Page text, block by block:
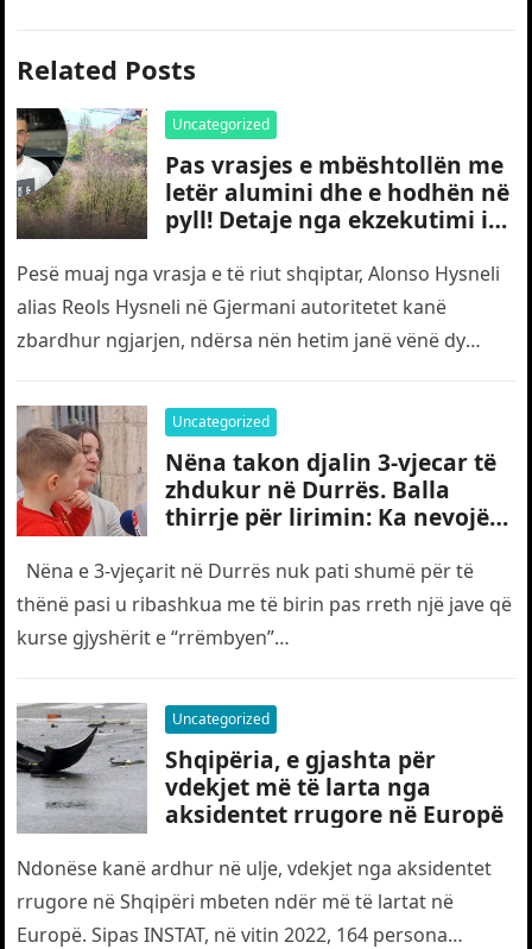
Related Posts
Uncategorized
Pas vrasjes e mbështollën me
letër alumini dhe e hodhën në
pyll! Detaje nga ekzekutimi i
Pesë muaj nga vrasja e të riut shqiptar, Alonso Hysneli
alias Reols Hysneli në Gjermani autoritetet kanë
zbardhur ngjarjen, ndërsa nën hetim janë vënë dy
Uncategorized
Nëna takon djalin 3-vjecar të
zhdukur në Durrës. Balla
thirrje për lirimin: Ka nevojë
Nëna e 3-vjeçarit në Durrës nuk pati shumë për të
thënë pasi u ribashkua me të birin pas rreth një jave që
kurse gjyshërit e “rrëmbyen”…
Uncategorized
Shqipëria, e gjashta për
vdekjet më të larta nga
aksidentet rrugore në Europë
Ndonëse kanë ardhur në ulje, vdekjet nga aksidentet
rrugore në Shqipëri mbeten ndër më të lartat në
Europë. Sipas INSTAT, në vitin 2022, 164 persona